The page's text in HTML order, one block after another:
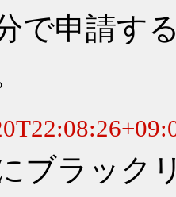
で申請す
ブラック